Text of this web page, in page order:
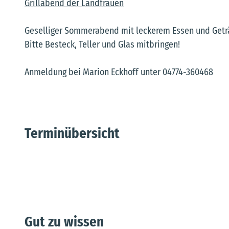
Grillabend der Landfrauen
Geselliger Sommerabend mit leckerem Essen und
Bitte Besteck, Teller und Glas mitbringen!
Anmeldung bei Marion Eckhoff unter 04774-360468
Terminübersicht
Gut zu wissen